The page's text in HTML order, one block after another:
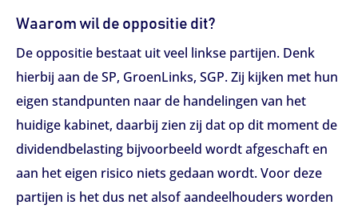
Waarom wil de oppositie dit?
De oppositie bestaat uit veel linkse partijen. Denk
hierbij aan de SP, GroenLinks, SGP. Zij kijken met hun
eigen standpunten naar de handelingen van het
huidige kabinet, daarbij zien zij dat op dit moment de
dividendbelasting bijvoorbeeld wordt afgeschaft en
aan het eigen risico niets gedaan wordt. Voor deze
partijen is het dus net alsof aandeelhouders worden